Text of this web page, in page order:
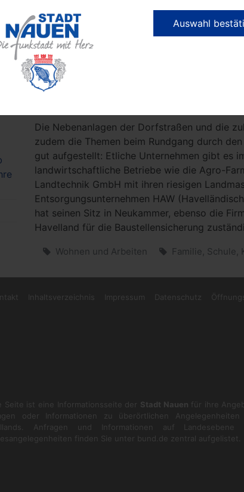
Auswahl
Insekten jetzt eine willkommene
„Mit Pflanzaktionen und den damit
Zeit in Nauen und den Ortsteilen entstehen,
unterstützen auch das Dorfleben“, blickt Ellen
ergänzte: „Auch Neukammer wächst, so wie
Ortsteile mit Bedacht wachsen. Ich bin
Die Nebenanlagen der Dorfstraßen und die
zudem die Themen beim Rundgang durch
gut aufgestellt: Etliche Unternehmen gibt es
landwirtschaftliche Betriebe wie die Agro-
Landtechnik GmbH mit ihren riesigen
Entsorgungsunternehmen HAW
hat seinen Sitz in Neukammer, ebenso die
Havelland für die Baustellensicherung
Wohnen und Arbeiten Familie, Schule,
Inhaltsverzeichnis Impressum Datenschutz
Seite ist eine Informationsseite der Stadt Nauen für ihre
oder Informationen zu überörtlichen
Anfragen und Informationen auf
finden Sie unter
bund.de zentral aufgelistet.